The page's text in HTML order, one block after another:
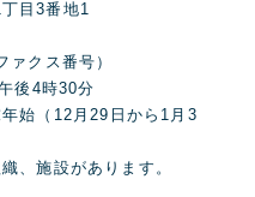
目3番地1
クス番号）
後4時30分
始（12月29日から1月3
、施設があります。